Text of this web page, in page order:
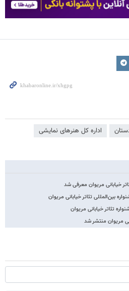
اداره کل هنرهای نمایشی
خیابانی مریوان معرفی شد
بین‌المللی تئاتر خیابانی مریوان
تئاتر خیابانی مریوان
مریوان منتشر شد